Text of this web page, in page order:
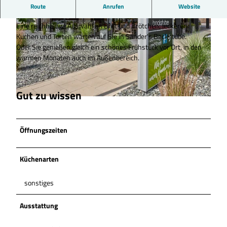
© Anna Meurer |CC-BY-SA
© Anna Meurer | CC-BY-SA
Route Anrufen Website
Herzlich willkommen
Eine reichhaltige Auswahl an Brot und Brötchen, leckeren
Kuchen und Torten warten auf Sie in Sander's Backstube.
Oder Sie genießen gleich ein schönes Frühstück vor Ort, in den
warmen Monaten auch im Außenbereich.
Gut zu wissen
Öffnungszeiten
Küchenarten
sonstiges
Ausstattung